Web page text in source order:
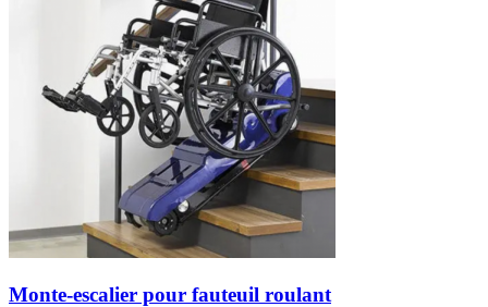
Monte-escalier pour fauteuil roulant